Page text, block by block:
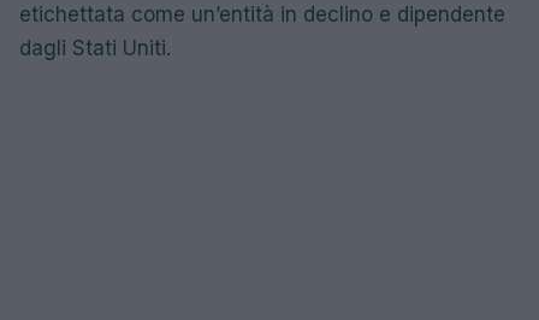
etichettata come un’entità in declino e dipendente
dagli Stati Uniti.